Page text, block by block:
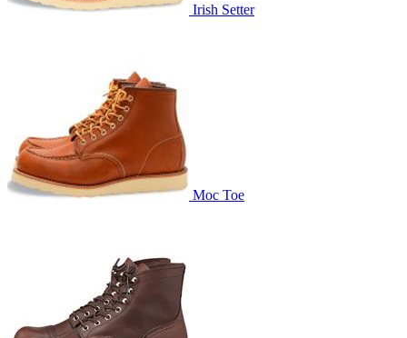
Irish Setter
Moc Toe